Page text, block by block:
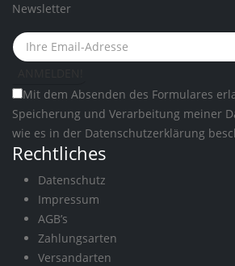
Newsletter
Mit dem Absenden des Formulares
Speicherung und Verarbeitung meiner
wie es in der Datenschutzerklärung
Rechtliches
Datenschutz
Impressum
AGB’s
Zahlungsarten
Versandarten